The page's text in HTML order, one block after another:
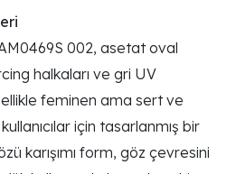
002, asetat oval
halkaları ve gri UV
feminen ama sert ve
için tasarlanmış bir
karışımı form, göz çevresini